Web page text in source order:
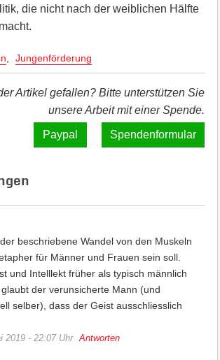
die nicht nach der weiblichen Hälfte
Jungenförderung
Artikel gefallen? Bitte unterstützen Sie
unsere Arbeit mit einer Spende.
Spendenformular
beschriebene Wandel von den Muskeln
für Männer und Frauen sein soll.
und Intelllekt früher als typisch männlich
der verunsicherte Mann (und
selber), dass der Geist ausschliesslich
2019 - 22:07 Uhr Antworten